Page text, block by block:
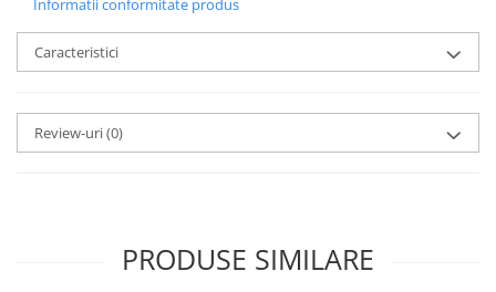
Informatii conformitate produs
Caracteristici
Review-uri(0)
PRODUSE SIMILARE